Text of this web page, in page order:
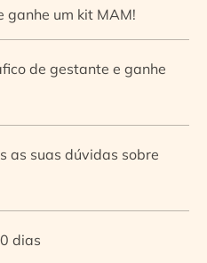
ganhe um kit MAM!
de gestante e ganhe
as suas dúvidas sobre
dias